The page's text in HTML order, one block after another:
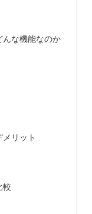
な機能なのか
リット
較